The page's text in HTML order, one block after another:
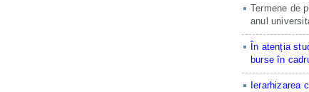
Termene de
anul
În atenția
burse în
Ierarhizarea